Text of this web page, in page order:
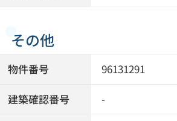
その他
物件番号 96131291
建築確認番号 -